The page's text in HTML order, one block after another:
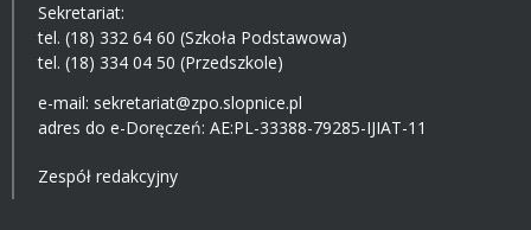
Sekretariat:
tel. (18) 332 64 60 (Szkoła Podstawowa)
tel. (18) 334 04 50 (Przedszkole)
e-mail: sekretariat@zpo.slopnice.pl
adres do e-Doręczeń: AE:PL-33388-79285-IJIAT-11
Zespół redakcyjny